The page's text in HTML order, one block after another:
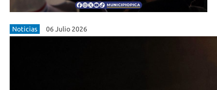
Noticias 06 Julio 2026